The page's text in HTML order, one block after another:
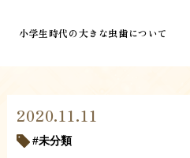
小学生時代の大きな虫歯について
2020.11.11
未分類